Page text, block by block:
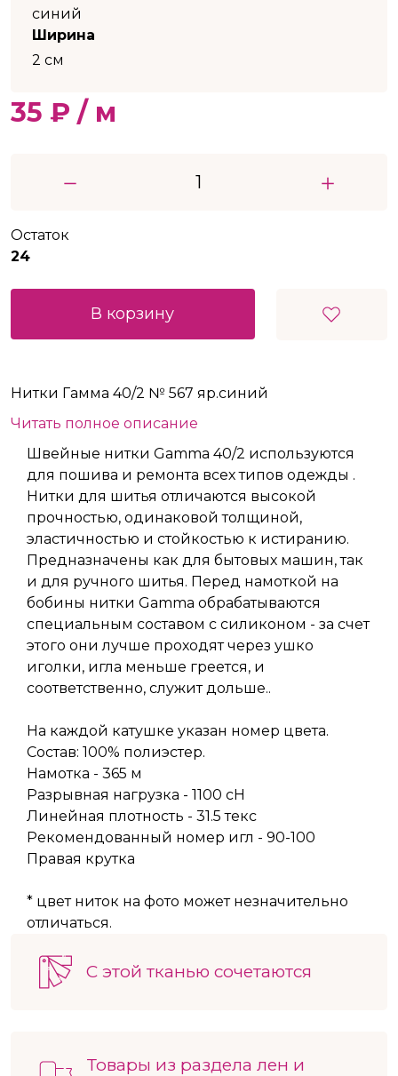
синий
Ширина
2 см
35 ₽ / м
Остаток
24
В корзину
Нитки Гамма 40/2 № 567 яр.синий
Читать полное описание
Швейные нитки Gamma 40/2 используются
для пошива и ремонта всех типов одежды .
Нитки для шитья отличаются высокой
прочностью, одинаковой толщиной,
эластичностью и стойкостью к истиранию.
Предназначены как для бытовых машин, так
и для ручного шитья. Перед намоткой на
бобины нитки Gamma обрабатываются
специальным составом с силиконом - за счет
этого они лучше проходят через ушко
иголки, игла меньше греется, и
соответственно, служит дольше..
На каждой катушке указан номер цвета.
Состав: 100% полиэстер.
Намотка - 365 м
Разрывная нагрузка - 1100 сН
Линейная плотность - 31.5 текс
Рекомендованный номер игл - 90-100
Правая крутка
* цвет ниток на фото может незначительно
отличаться.
С этой тканью сочетаются
Товары из раздела лен и